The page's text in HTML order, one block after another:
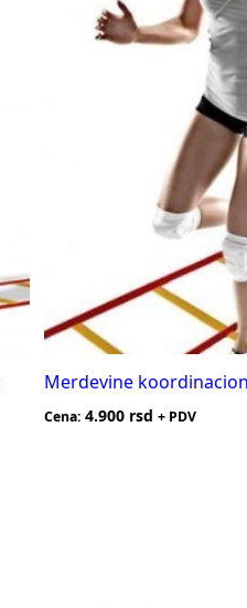
Merdevine
Cena: 4.900 rsd + PDV